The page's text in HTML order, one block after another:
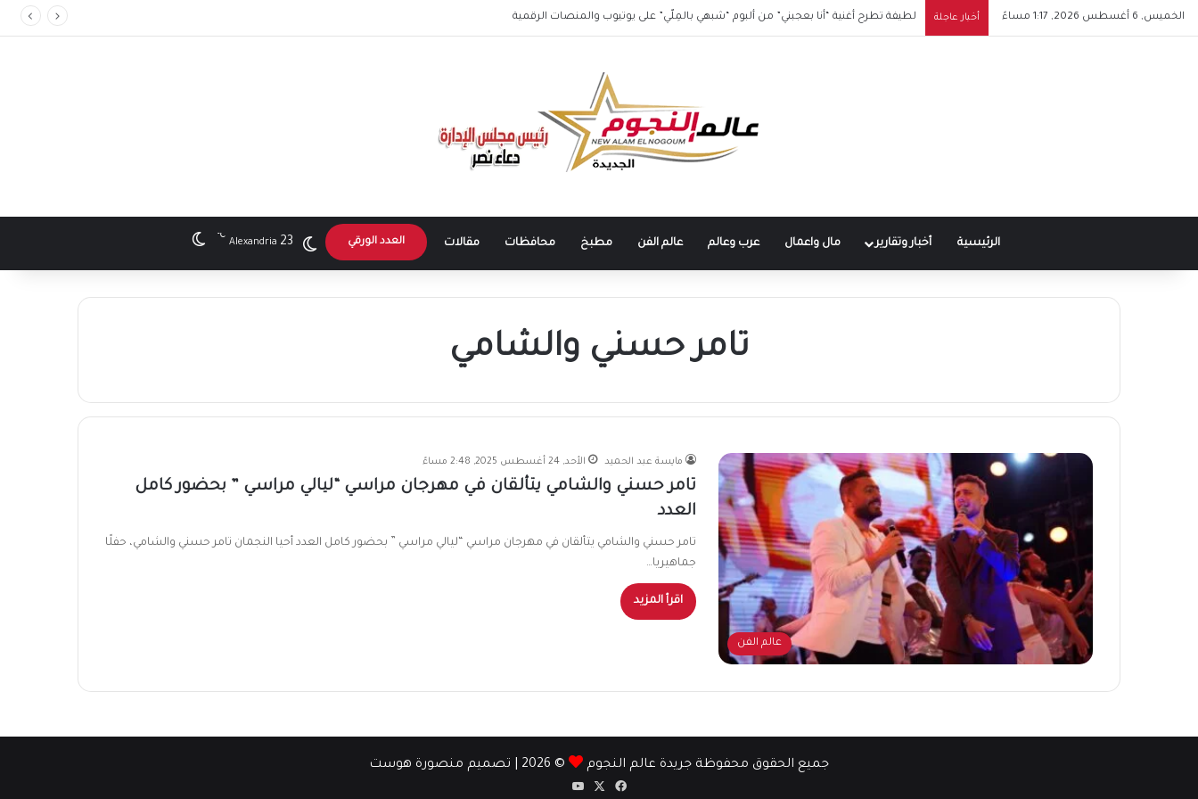
الخميس, 6 أغسطس 2026, 1:17 مساءً أخبار عاجلة لطيفة تطرح أغنية “أنا بعجبني” من ألبوم “شبهي بالمِلّي” على يوتيوب والمنصات الرقمية
الرئيسية أخبار وتقارير مال واعمال عرب وعالم عالم الفن مطبخ محافظات مقالات العدد الورقي Alexandria 23
℃ الوضع المظلم
تامر حسني والشامي
عالم الفن
مايسة عبد الحميد الأحد, 24 أغسطس 2025, 2:48 مساءً
تامر حسني والشامي يتألقان في مهرجان مراسي “ليالي مراسي ” بحضور كامل
العدد
تامر حسني والشامي يتألقان في مهرجان مراسي “ليالي مراسي ” بحضور كامل العدد أحيا النجمان تامر حسني والشامي، حفلًا
جماهيريا…
اقرأ المزيد
جميع الحقوق محفوظة جريدة عالم النجوم © 2026 | تصميم منصورة هوست
فيسبوك‫YouTube